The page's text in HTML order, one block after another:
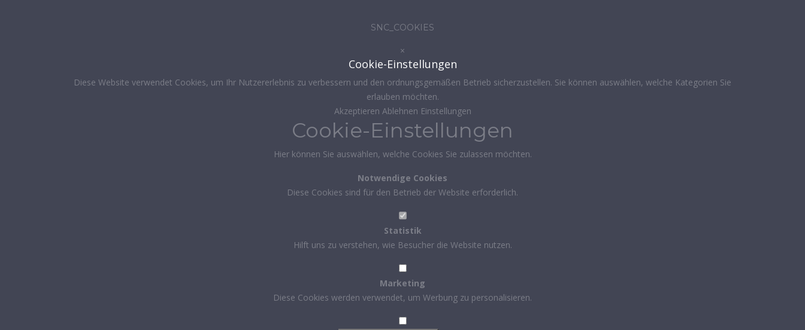
SNC_COOKIES
×
Cookie-Einstellungen
Diese Website verwendet Cookies, um Ihr Nutzererlebnis zu verbessern und den ordnungsgemäßen Betrieb sicherzustellen. Sie können auswählen, welche Kategorien Sie
erlauben möchten.
Akzeptieren Ablehnen Einstellungen
Cookie-Einstellungen
Hier können Sie auswählen, welche Cookies Sie zulassen möchten.
Notwendige Cookies
Diese Cookies sind für den Betrieb der Website erforderlich.
Statistik
Hilft uns zu verstehen, wie Besucher die Website nutzen.
Marketing
Diese Cookies werden verwendet, um Werbung zu personalisieren.